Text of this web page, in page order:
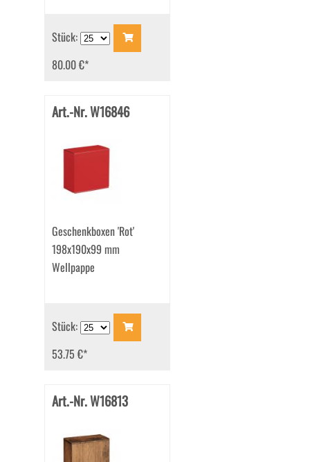
Stück:
80.00 €*
Art.-Nr. W16846
Geschenkboxen 'Rot'
198x190x99 mm
Wellpappe
Stück:
53.75 €*
Art.-Nr. W16813